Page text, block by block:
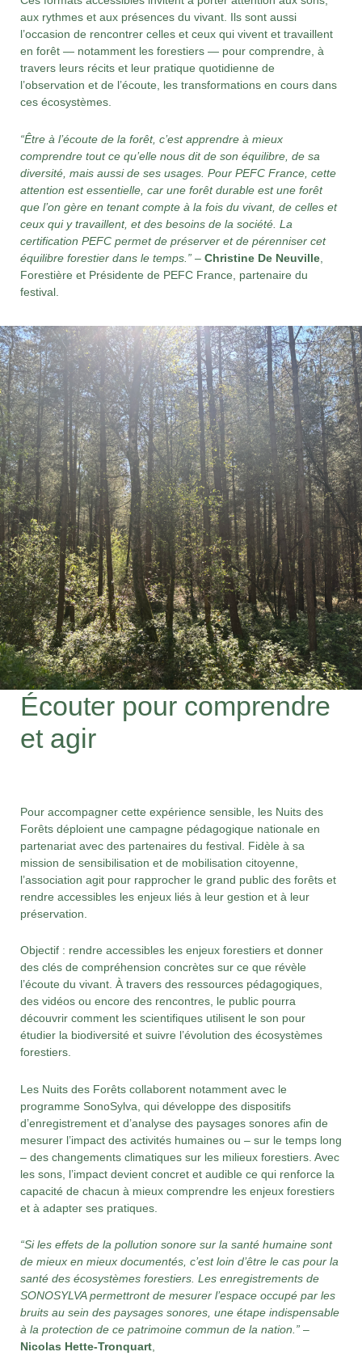
aux rythmes et aux présences du vivant. Ils sont aussi
l’occasion de rencontrer celles et ceux qui vivent et travaillent
en forêt — notamment les forestiers — pour comprendre, à
travers leurs récits et leur pratique quotidienne de
l’observation et de l’écoute, les transformations en cours dans
ces écosystèmes.
“Être à l’écoute de la forêt, c’est apprendre à mieux
comprendre tout ce qu’elle nous dit de son équilibre, de sa
diversité, mais aussi de ses usages. Pour PEFC France, cette
attention est essentielle, car une forêt durable est une forêt
que l’on gère en tenant compte à la fois du vivant, de celles et
ceux qui y travaillent, et des besoins de la société. La
certification PEFC permet de préserver et de pérenniser cet
équilibre forestier dans le temps.” – Christine De Neuville
Forestière et Présidente de PEFC France, partenaire du
festival.
Écouter pour comprendre
et agir
Pour accompagner cette expérience sensible, les Nuits des
Forêts déploient une campagne pédagogique nationale en
partenariat avec des partenaires du festival. Fidèle à sa
mission de sensibilisation et de mobilisation citoyenne,
l’association agit pour rapprocher le grand public des forêts et
rendre accessibles les enjeux liés à leur gestion et à leur
préservation.
Objectif : rendre accessibles les enjeux forestiers et donner
des clés de compréhension concrètes sur ce que révèle
l’écoute du vivant. À travers des ressources pédagogiques,
des vidéos ou encore des rencontres, le public pourra
découvrir comment les scientifiques utilisent le son pour
étudier la biodiversité et suivre l’évolution des écosystèmes
forestiers.
Les Nuits des Forêts collaborent notamment avec le
programme SonoSylva, qui développe des dispositifs
d’enregistrement et d’analyse des paysages sonores afin de
mesurer l’impact des activités humaines ou – sur le temps long
– des changements climatiques sur les milieux forestiers. Avec
les sons, l’impact devient concret et audible ce qui renforce la
capacité de chacun à mieux comprendre les enjeux forestiers
et à adapter ses pratiques.
“Si les effets de la pollution sonore sur la santé humaine sont
de mieux en mieux documentés, c’est loin d’être le cas pour la
santé des écosystèmes forestiers. Les enregistrements de
SONOSYLVA permettront de mesurer l’espace occupé par les
bruits au sein des paysages sonores, une étape indispensable
à la protection de ce patrimoine commun de la nation.” –
Nicolas Hette-Tronquart